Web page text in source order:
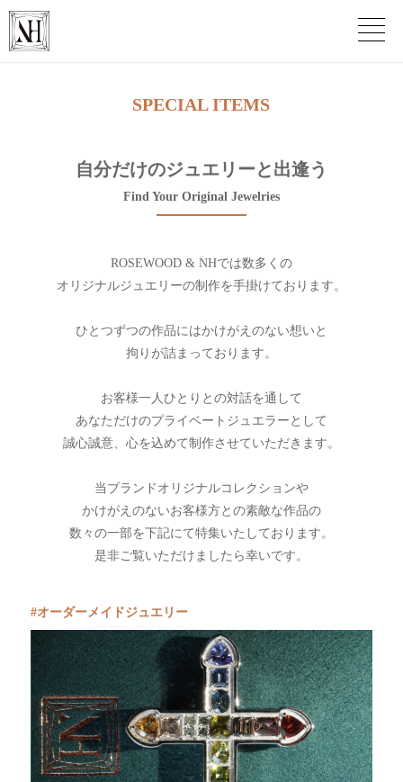
SPECIAL ITEMS
自分だけのジュエリーと出逢う
Find Your Original Jewelries
ROSEWOOD & NHでは数多くの
オリジナルジュエリーの制作を手掛けております。
ひとつずつの作品にはかけがえのない想いと
拘りが詰まっております。
お客様一人ひとりとの対話を通して
あなただけのプライベートジュエラーとして
誠心誠意、心を込めて制作させていただきます。
当ブランドオリジナルコレクションや
かけがえのないお客様方との素敵な作品の
数々の一部を下記にて特集いたしております。
是非ご覧いただけましたら幸いです。
オーダーメイドジュエリー